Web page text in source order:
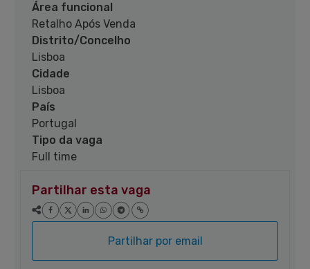
Área funcional
Retalho Após Venda
Distrito/Concelho
Lisboa
Cidade
Lisboa
País
Portugal
Tipo da vaga
Full time
Partilhar esta vaga
Partilhar por email